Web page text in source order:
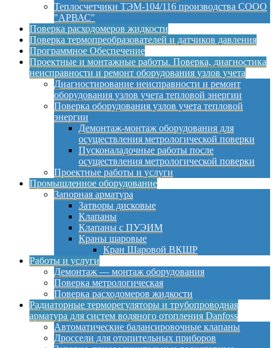
Теплосчетчики ТЭМ-104/116 производства СООО
"АРВАС"
Поверка расходомеров жидкости
Поверка термопреобразователей и датчиков давления
Программное Обеспечение
Проектные и монтажные работы. Поверка, диагностика
неисправности и ремонт оборудования узлов учета
Диагностирование неисправности и ремонт
оборудования узлов учета тепловой энергии
Поверка оборудования узлов учета тепловой
энергии
Демонтаж-монтаж оборудования для
осуществления метрологической поверки
Пусконаладочные работы после
осуществления метрологической поверки
Проектные работы и услуги
Промышленное оборудование
Запорная арматура
Затворы дисковые
Клапаны
Клапаны с ПУЭИМ
Краны шаровые
Кран Шаровой ВКШР
Работы и услуги
Демонтаж — монтаж оборудования
Поверка метрологическая
Поверка расходомеров жидкости
Радиаторные терморегуляторы и трубопроводная
арматура для систем водяного отопления Danfoss
Автоматические балансировочные клапаны
Дроссели для отопительных приборов